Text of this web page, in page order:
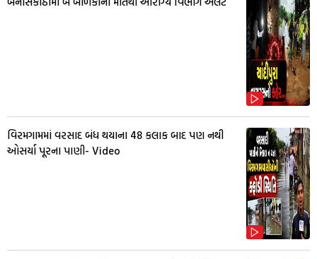
વિરમગામમાં વરસાદ બંધ થયાના 48 કલાક બાદ પણ નથી
ઓસર્યા પૂરના પાણી- Video